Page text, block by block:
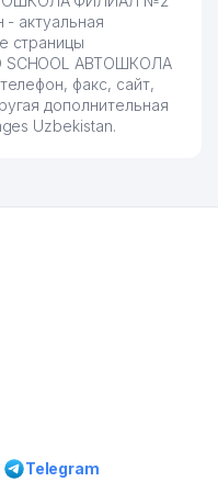
- актуальная
страницы
SCHOOL АВТОШКОЛА
факс, сайт,
дополнительная
Uzbekistan.
Telegram